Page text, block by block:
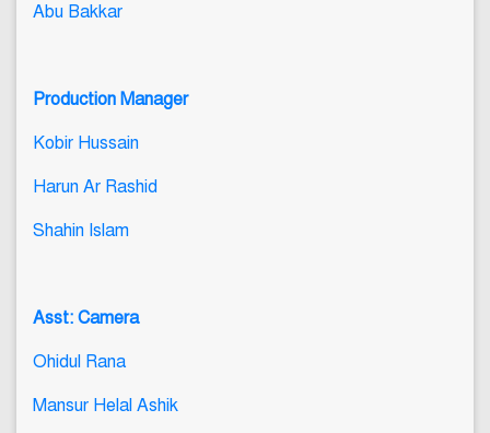
Abu Bakkar
Production Manager
Kobir Hussain
Harun Ar Rashid
Shahin Islam
Asst: Camera
Ohidul Rana
Mansur Helal Ashik